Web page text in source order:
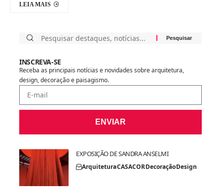
LEIA MAIS
INSCREVA-SE
Receba as principais notícias e novidades sobre arquitetura,
design, decoração e paisagismo.
ENVIAR
EXPOSIÇÃO DE SANDRA ANSELMI
ArquiteturaCASACORDecoraçãoDesign